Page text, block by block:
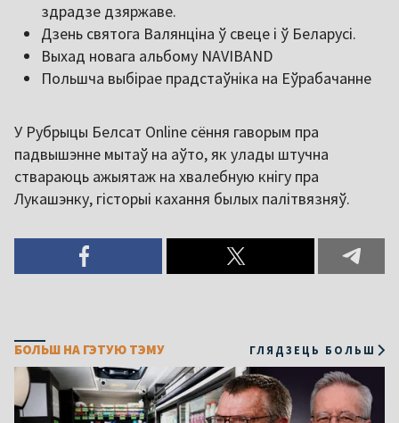
здрадзе дзяржаве.
Дзень святога Валянціна ў свеце і ў Беларусі.
Выхад новага альбому ‪NAVIBAND‬
Польшча выбірае прадстаўніка на Еўрабачанне
У Рубрыцы Белсат Online сёння гаворым пра
падвышэнне мытаў на аўто, як улады штучна
ствараюць ажыятаж на хвалебную кнігу пра
Лукашэнку, гісторыі кахання былых палітвязняў.
БОЛЬШ НА ГЭТУЮ ТЭМУ ГЛЯДЗЕЦЬ БОЛЬШ